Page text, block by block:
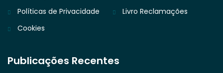
Políticas de Privacidade
Livro Reclamações
Cookies
Publicações Recentes